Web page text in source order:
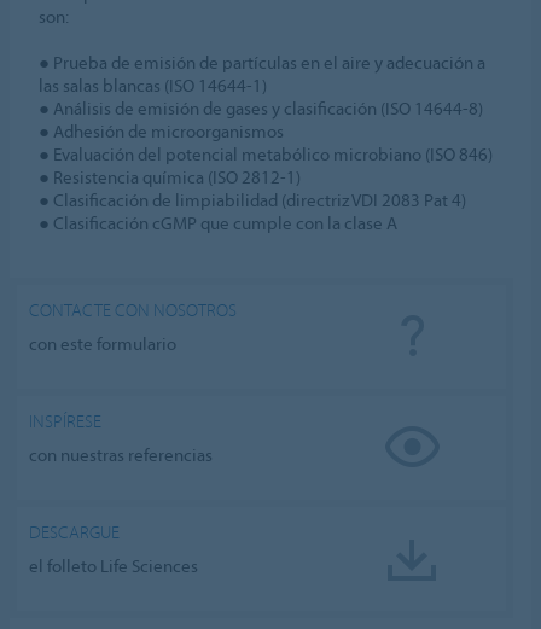
son:
● Prueba de emisión de partículas en el aire y adecuación a
las salas blancas (ISO 14644-1)
● Análisis de emisión de gases y clasificación (ISO 14644-8)
● Adhesión de microorganismos
● Evaluación del potencial metabólico microbiano (ISO 846)
● Resistencia química (ISO 2812-1)
● Clasificación de limpiabilidad (directriz VDI 2083 Pat 4)
● Clasificación cGMP que cumple con la clase A
CONTACTE CON NOSOTROS
con este formulario
INSPÍRESE
con nuestras referencias
DESCARGUE
el folleto Life Sciences